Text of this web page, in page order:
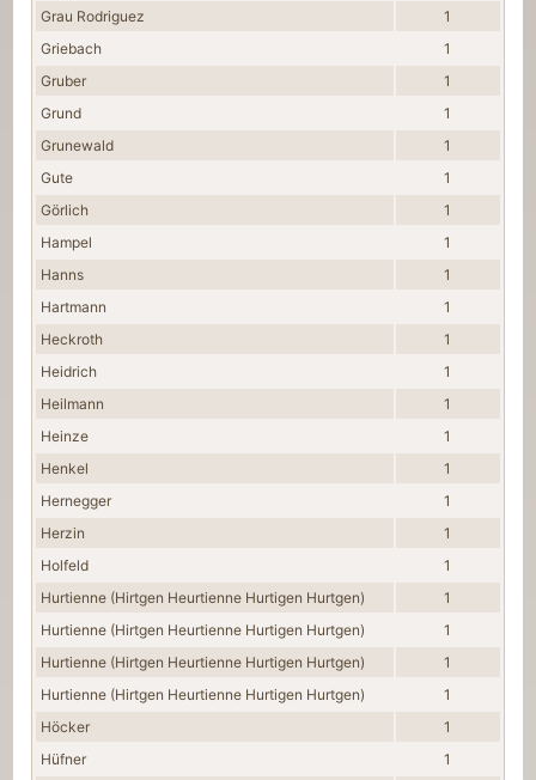
Grau Rodriguez
1
Griebach
1
Gruber
1
Grund
1
Grunewald
1
Gute
1
Görlich
1
Hampel
1
Hanns
1
Hartmann
1
Heckroth
1
Heidrich
1
Heilmann
1
Heinze
1
Henkel
1
Hernegger
1
Herzin
1
Holfeld
1
Hurtienne (Hirtgen Heurtienne Hurtigen Hurtgen)
1
Hurtienne (Hirtgen Heurtienne Hurtigen Hurtgen)
1
Hurtienne (Hirtgen Heurtienne Hurtigen Hurtgen)
1
Hurtienne (Hirtgen Heurtienne Hurtigen Hurtgen)
1
Höcker
1
Hüfner
1